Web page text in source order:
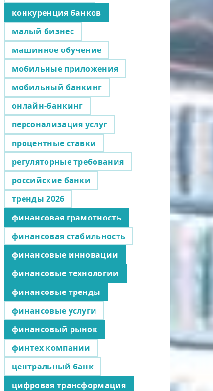
конкуренция банков
малый бизнес
машинное обучение
мобильные приложения
мобильный банкинг
онлайн-банкинг
персонализация услуг
процентные ставки
регуляторные требования
российские банки
тренды 2026
финансовая грамотность
финансовая стабильность
финансовые инновации
финансовые технологии
финансовые тренды
финансовые услуги
финансовый рынок
финтех компании
центральный банк
цифровая трансформация